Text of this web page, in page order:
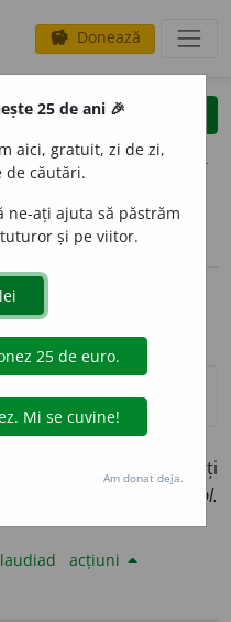
savings Donează
clear
opțiuni
țărănești largi, făcuți
ci s.m. pl.
acțiuni
25 de ani 🎉
aici, gratuit, zi de zi,
de căutări.
ne-ați ajuta să păstrăm
și pe viitor.
Am donat deja.